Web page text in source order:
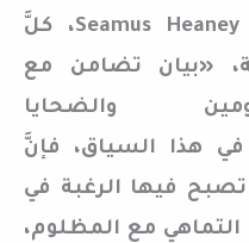
الأيرلنديِّ شيموس هيني Seamus Heaney، كلَّ
«بيان تضامن مع
والضحايا
بينما، في هذا السياق، فإنَّ
فيها الرغبة في
التماهي مع المظلوم،